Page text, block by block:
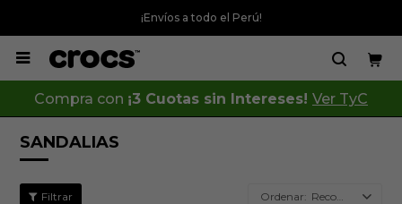
¡Envíos a todo el Perú!

Compra con ¡3 Cuotas sin Intereses! Ver TyC
SANDALIAS
Recomendados